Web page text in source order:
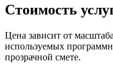
Стоимость
Цена зависит от
используемых
прозрачной смете.